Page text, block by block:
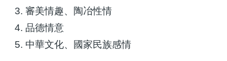
審美情趣、陶冶性情
品德情意
中華文化、國家民族感情